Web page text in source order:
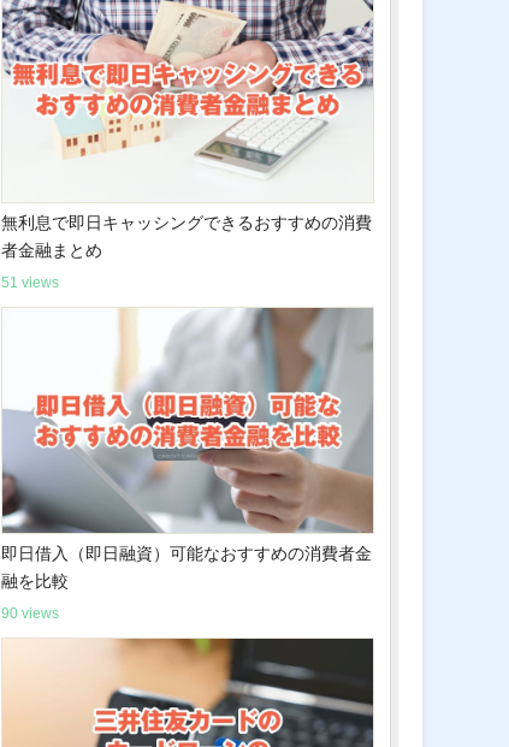
無利息で即日キャッシングできるおすすめの消費
者金融まとめ
51 views
即日借入（即日融資）可能なおすすめの消費者金
融を比較
90 views